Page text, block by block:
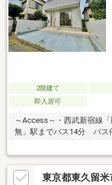
2階建て
即入居可
～Access～・西武新宿線
無」駅までバス14分 バス
階25.05㎡ 計50.10㎡・
スペース1台分※車種による
東京都東久留